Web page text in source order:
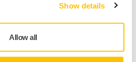
Show details
Allow all
Uygulamalar
Çözümler